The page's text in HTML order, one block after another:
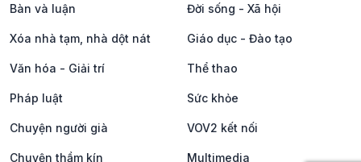
Bàn và luận Đời sống - Xã hội
Xóa nhà tạm, nhà dột nát Giáo dục - Đào tạo
Văn hóa - Giải trí Thể thao
Pháp luật Sức khỏe
Chuyện người già VOV2 kết nối
Chuyện thầm kín Multimedia